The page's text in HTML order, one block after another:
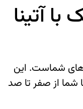
آتینا
شماست. این
شما از صفر تا صد